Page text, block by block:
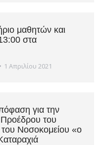
μαθητών και
στα
1 Απριλίου 2021
για την
Προέδρου του
Νοσοκομείου «ο